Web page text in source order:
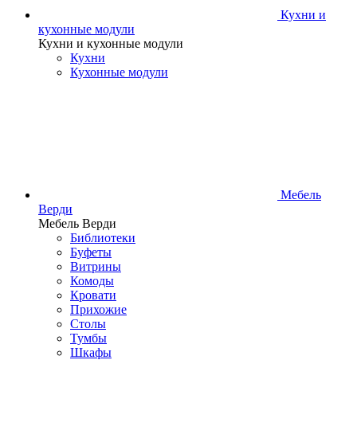
Кухни и
кухонные модули
Кухни и кухонные модули
Кухни
Кухонные модули
Мебель
Верди
Мебель Верди
Библиотеки
Буфеты
Витрины
Комоды
Кровати
Прихожие
Столы
Тумбы
Шкафы